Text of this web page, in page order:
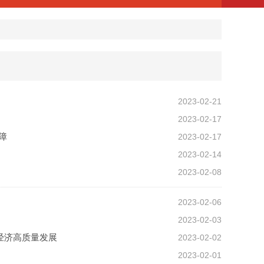
2023-02-21
2023-02-17
2023-02-17
2023-02-14
2023-02-08
2023-02-06
2023-02-03
2023-02-02
济高质量发展
2023-02-01